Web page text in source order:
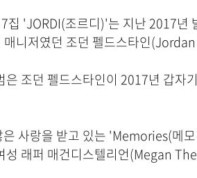
집 'JORDI(조르디)'는 지난 2017년
매니저였던 조던 펠드스타인
은 조던 펠드스타인이 2017년 갑자
은 사랑을 받고 있는 'Memories(
성 래퍼 매건디스텔리언(Megan